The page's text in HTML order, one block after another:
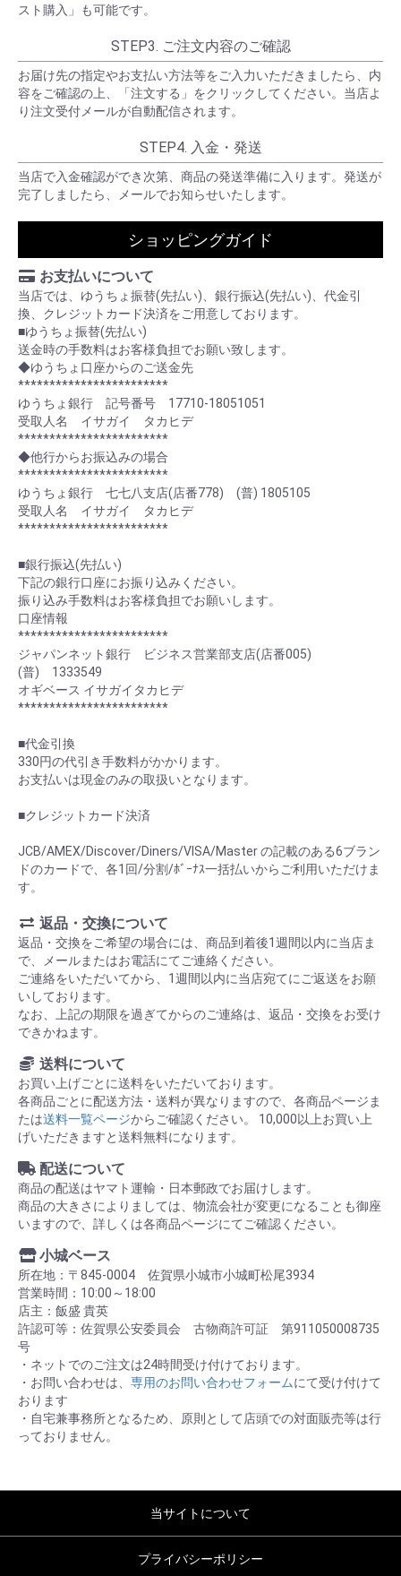
スト購入」も可能です。
STEP3. ご注文内容のご確認
お届け先の指定やお支払い方法等をご入力いただきましたら、内
容をご確認の上、「注文する」をクリックしてください。当店よ
り注文受付メールが自動配信されます。
STEP4. 入金・発送
当店で入金確認ができ次第、商品の発送準備に入ります。発送が
完了しましたら、メールでお知らせいたします。
ショッピングガイド
お支払いについて
当店では、ゆうちょ振替(先払い)、銀行振込(先払い)、代金引
換、クレジットカード決済をご用意しております。
■ゆうちょ振替(先払い)
送金時の手数料はお客様負担でお願い致します。
◆ゆうちょ口座からのご送金先
************************
ゆうちょ銀行 記号番号 17710-18051051
受取人名 イサガイ タカヒデ
************************
◆他行からお振込みの場合
************************
ゆうちょ銀行 七七八支店(店番778) (普) 1805105
受取人名 イサガイ タカヒデ
************************
■銀行振込(先払い)
下記の銀行口座にお振り込みください。
振り込み手数料はお客様負担でお願いします。
口座情報
************************
ジャパンネット銀行 ビジネス営業部支店(店番005)
(普) 1333549
オギベース イサガイタカヒデ
************************
■代金引換
330円の代引き手数料がかかります。
お支払いは現金のみの取扱いとなります。
■クレジットカード決済
JCB/AMEX/Discover/Diners/VISA/Master の記載のある6ブラン
ドのカードで、各1回/分割/ﾎﾞｰﾅｽ一括払いからご利用いただけま
す。
返品・交換について
返品・交換をご希望の場合には、商品到着後1週間以内に当店ま
で、メールまたはお電話にてご連絡ください。
ご連絡をいただいてから、1週間以内に当店宛てにご返送をお願
いしております。
なお、上記の期限を過ぎてからのご連絡は、返品・交換をお受け
できかねます。
送料について
お買い上げごとに送料をいただいております。
各商品ごとに配送方法・送料が異なりますので、各商品ページま
たは送料一覧ページからご確認ください。 10,000以上お買い上
げいただきますと送料無料になります。
配送について
商品の配送はヤマト運輸・日本郵政でお届けします。
商品の大きさによりましては、物流会社が変更になることも御座
いますので、詳しくは各商品ページにてご確認ください。
小城ベース
所在地：〒845-0004 佐賀県小城市小城町松尾3934
営業時間：10:00～18:00
店主：飯盛 貴英
許認可等：佐賀県公安委員会 古物商許可証 第911050008735
号
・ネットでのご注文は24時間受け付けております。
・お問い合わせは、 専用のお問い合わせフォームにて受け付けて
おります
・自宅兼事務所となるため、原則として店頭での対面販売等は行
っておりません。
当サイトについて
プライバシーポリシー